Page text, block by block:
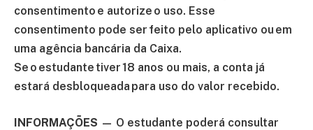
consentimento e autorize o uso. Esse
consentimento pode ser feito pelo aplicativo ou em
uma agência bancária da Caixa.
Se o estudante tiver 18 anos ou mais, a conta já
estará desbloqueada para uso do valor recebido.
INFORMAÇÕES — O estudante poderá consultar